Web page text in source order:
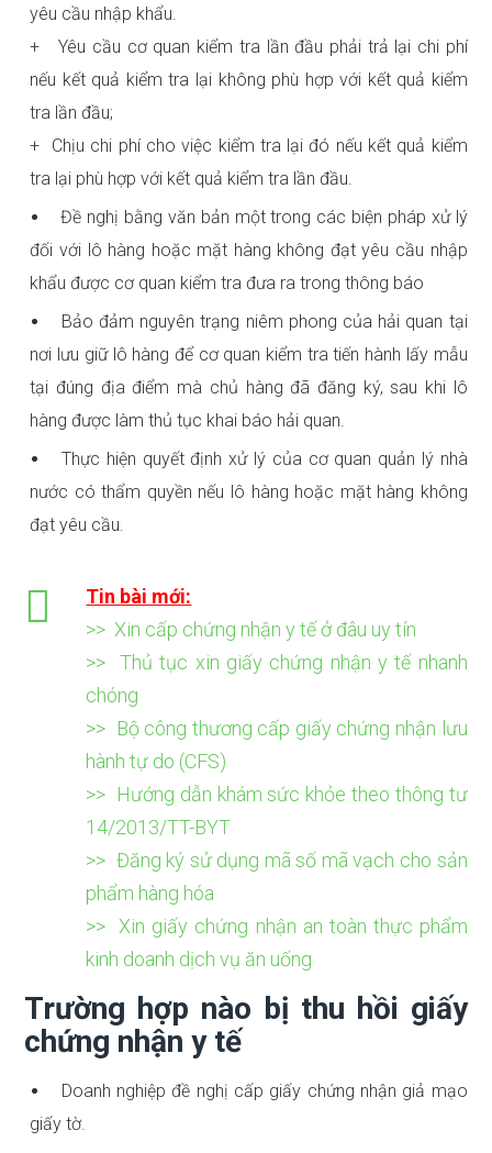
yêu cầu nhập khẩu.
+ Yêu cầu cơ quan kiểm tra lần đầu phải trả lại chi phí
nếu kết quả kiểm tra lại không phù hợp với kết quả kiểm
tra lần đầu;
+ Chịu chi phí cho việc kiểm tra lại đó nếu kết quả kiểm
tra lại phù hợp với kết quả kiểm tra lần đầu.
Đề nghị bằng văn bản một trong các biện pháp xử lý
đối với lô hàng hoặc mặt hàng không đạt yêu cầu nhập
khẩu được cơ quan kiểm tra đưa ra trong thông báo
Bảo đảm nguyên trạng niêm phong của hải quan tại
nơi lưu giữ lô hàng để cơ quan kiểm tra tiến hành lấy mẫu
tại đúng địa điểm mà chủ hàng đã đăng ký, sau khi lô
hàng được làm thủ tục khai báo hải quan.
Thực hiện quyết định xử lý của cơ quan quản lý nhà
nước có thẩm quyền nếu lô hàng hoặc mặt hàng không
đạt yêu cầu.
Tin bài mới:
>> Xin cấp chứng nhận y tế ở đâu uy tín
>> Thủ tục xin giấy chứng nhận y tế nhanh
chóng
>> Bộ công thương cấp giấy chứng nhận lưu
hành tự do (CFS)
>> Hướng dẫn khám sức khỏe theo thông tư
14/2013/TT-BYT
>> Đăng ký sử dụng mã số mã vạch cho sản
phẩm hàng hóa
>> Xin giấy chứng nhận an toàn thực phẩm
kinh doanh dịch vụ ăn uống
Trường hợp nào bị thu hồi giấy
chứng nhận y tế
Doanh nghiệp đề nghị cấp giấy chứng nhận giả mạo
giấy tờ.